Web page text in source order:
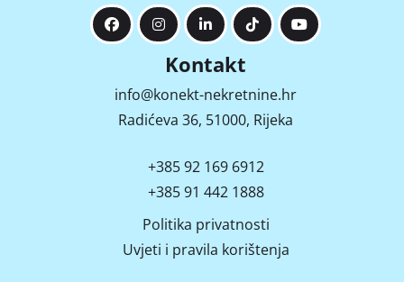
Kontakt
info@konekt-nekretnine.hr
Radićeva 36, 51000, Rijeka
+385 92 169 6912
+385 91 442 1888
Politika privatnosti
Uvjeti i pravila korištenja